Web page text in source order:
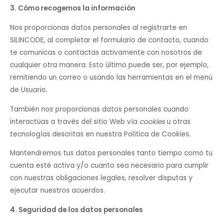
3. Cómo recogemos la información
Nos proporcionas datos personales al registrarte en
SILINCODE, al completar el formulario de contacto, cuando
te comunicas o contactas activamente con nosotros de
cualquier otra manera. Esto último puede ser, por ejemplo,
remitiendo un correo o usando las herramientas en el menú
de Usuario.
También nos proporcionas datos personales cuando
interactúas a través del sitio Web vía cookiesu otras
tecnologías descritas en nuestra Política de Cookies.
Mantendremos tus datos personales tanto tiempo como tu
cuenta esté activa y/o cuanto sea necesario para cumplir
con nuestras obligaciones legales, resolver disputas y
ejecutar nuestros acuerdos.
4. Seguridad de los datos personales